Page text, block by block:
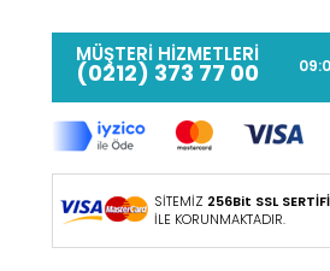
MÜŞTERİ HİZMETLERİ
(0212) 373 77 00
SİTEMİZ 256Bit SSL
İLE KORUNMAKTADIR.